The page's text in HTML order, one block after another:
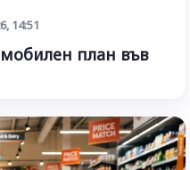
14:51
план във